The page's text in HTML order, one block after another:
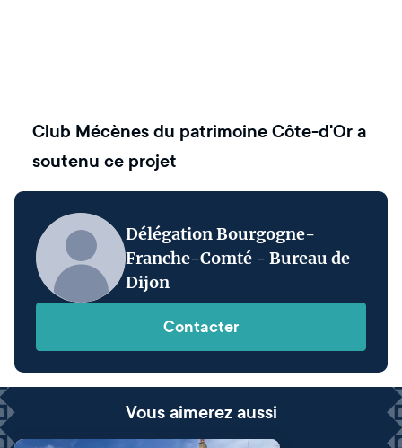
Club Mécènes du patrimoine Côte-d'Ora
soutenu ce projet
Délégation Bourgogne-
Franche-Comté - Bureau de
Dijon
Contacter
Vous aimerez aussi